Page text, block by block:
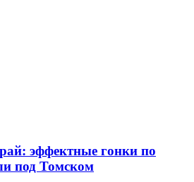
эффектные гонки по
под Томском